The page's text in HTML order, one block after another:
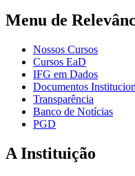
Menu de
Nossos Cursos
Cursos EaD
IFG em Dados
Documentos
Transparência
Banco de Notícias
PGD
A Instituição